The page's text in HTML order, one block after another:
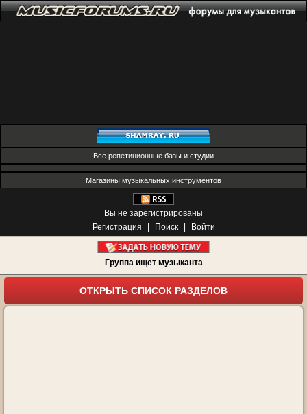
Все репетиционные базы и студии
Магазины музыкальных инструментов
Вы не зарегистрированы
Регистрация
Поиск Войти
Группа ищет музыканта
ОТКРЫТЬ СПИСОК РАЗДЕЛОВ